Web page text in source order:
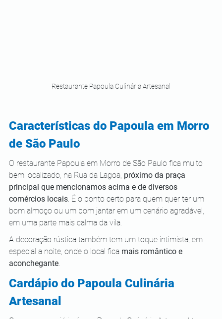
Restaurante Papoula Culinária Artesanal
Características do Papoula em Morro
de São Paulo
O restaurante Papoula em Morro de São Paulo fica muito
bem localizado, na Rua da Lagoa, próximo da praça
principal que mencionamos acima e de diversos
comércios locais. É o ponto certo para quem quer ter um
bom almoço ou um bom jantar em um cenário agradável,
em uma parte mais calma da vila.
A decoração rústica também tem um toque intimista, em
especial a noite, onde o local fica mais romântico e
aconchegante.
Cardápio do Papoula Culinária
Artesanal